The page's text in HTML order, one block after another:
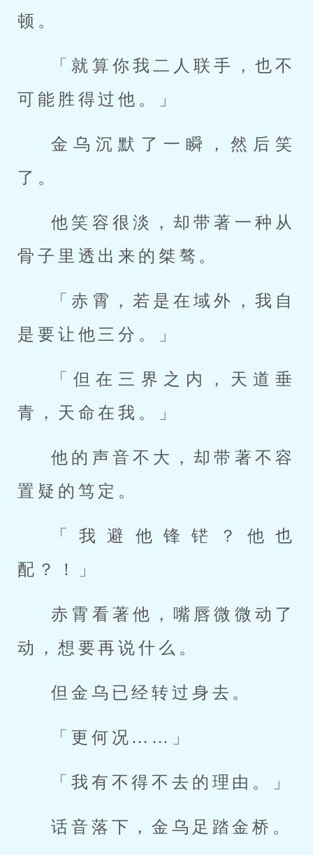
顿。
「就算你我二人联手，也不
可能胜得过他。」
金乌沉默了一瞬，然后笑
了。
他笑容很淡，却带著一种从
骨子里透出来的桀骜。
「赤霄，若是在域外，我自
是要让他三分。」
「但在三界之内，天道垂
青，天命在我。」
他的声音不大，却带著不容
置疑的笃定。
「我避他锋铓？他也
配？！」
赤霄看著他，嘴唇微微动了
动，想要再说什么。
但金乌已经转过身去。
「更何况……」
「我有不得不去的理由。」
话音落下，金乌足踏金桥。